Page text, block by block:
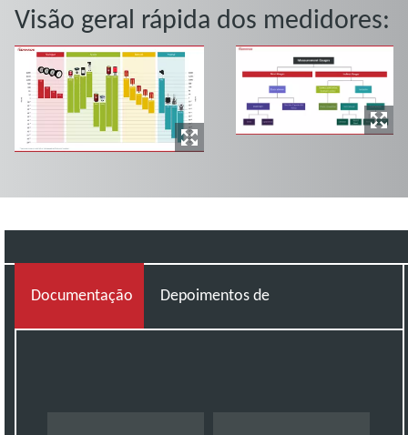
Visão geral rápida dos medidores:
Documentação Depoimentos de clientes